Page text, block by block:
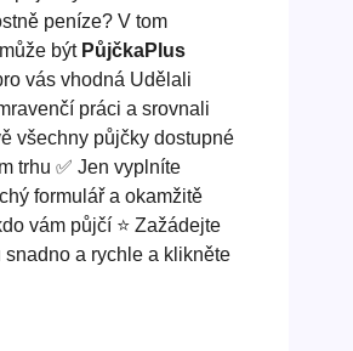
peníze? V tom
být PůjčkaPlus
vás vhodná Udělali
práci a srovnali
všechny půjčky dostupné
trhu ✅ Jen vyplníte
formulář a okamžitě
vám půjčí ⭐ Zažádejte
snadno a rychle a klikněte